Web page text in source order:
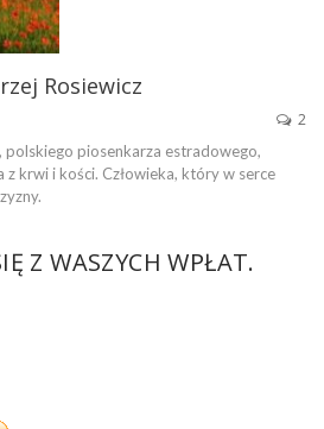
Rosiewicz
2
polskiego piosenkarza estradowego,
z krwi i kości. Człowieka, który w serce
Z WASZYCH WPŁAT.